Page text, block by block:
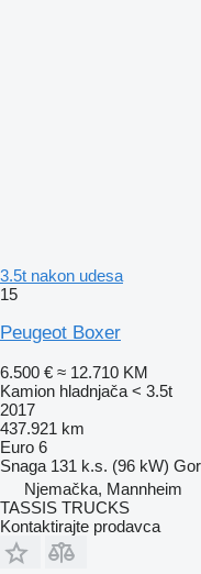
3.5t nakon udesa
15
Peugeot Boxer
6.500 € ≈ 12.710 KM
Kamion hladnjača < 3.5t
2017
437.921 km
Euro 6
Snaga 131 k.s. (96 kW)
Njemačka, Mannheim
TASSIS TRUCKS
Kontaktirajte prodavca